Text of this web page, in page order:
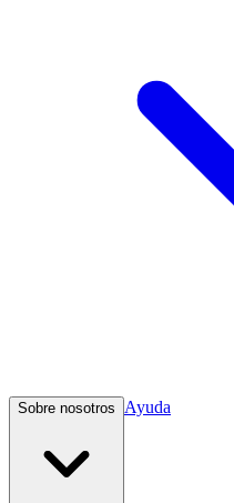
Sobre nosotros Ayuda